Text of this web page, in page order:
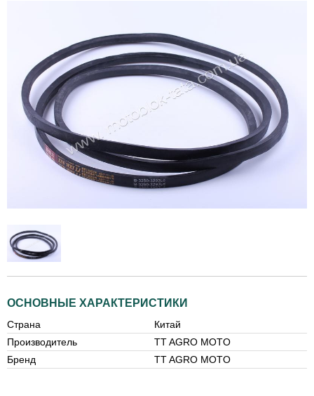
ОСНОВНЫЕ ХАРАКТЕРИСТИКИ
Страна
Китай
Производитель
TT AGRO MOTO
Бренд
TT AGRO MOTO